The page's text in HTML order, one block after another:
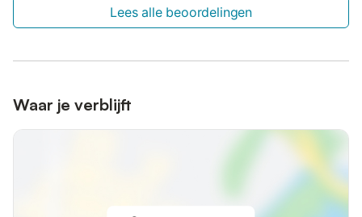
Lees alle beoordelingen
Waar je verblijft